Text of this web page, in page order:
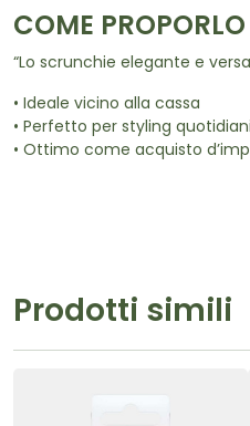
COME
“Lo scrunchie elegante e
• Ideale vicino alla cassa
• Perfetto per styling
• Ottimo come acquisto
Prodotti simili